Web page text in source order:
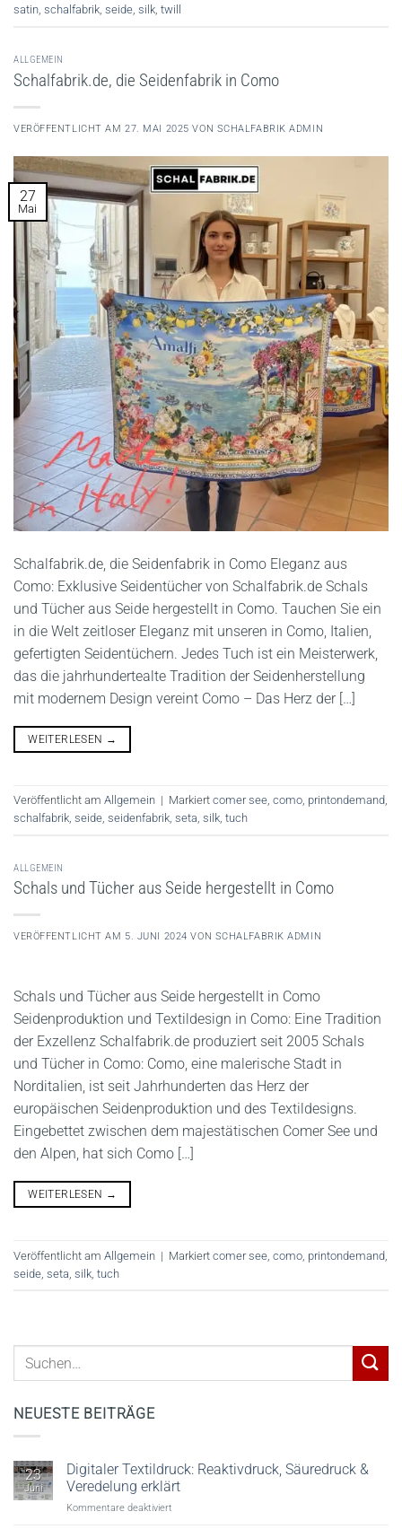
satin, schalfabrik, seide, silk, twill
ALLGEMEIN
Schalfabrik.de, die Seidenfabrik in Como
VERÖFFENTLICHT AM27. MAI 2025 VON SCHALFABRIK ADMIN
27
Mai
Schalfabrik.de, die Seidenfabrik in Como Eleganz aus
Como: Exklusive Seidentücher von Schalfabrik.de Schals
und Tücher aus Seide hergestellt in Como. Tauchen Sie ein
in die Welt zeitloser Eleganz mit unseren in Como, Italien,
gefertigten Seidentüchern. Jedes Tuch ist ein Meisterwerk,
das die jahrhundertealte Tradition der Seidenherstellung
mit modernem Design vereint Como – Das Herz der […]
WEITERLESEN →
Veröffentlicht am Allgemein | Markiert comer see, como, printondemand,
schalfabrik, seide, seidenfabrik, seta, silk, tuch
ALLGEMEIN
Schals und Tücher aus Seide hergestellt in Como
VERÖFFENTLICHT AM 5. JUNI 2024 VON SCHALFABRIK ADMIN
Schals und Tücher aus Seide hergestellt in Como
Seidenproduktion und Textildesign in Como: Eine Tradition
der Exzellenz Schalfabrik.de produziert seit 2005 Schals
und Tücher in Como: Como, eine malerische Stadt in
Norditalien, ist seit Jahrhunderten das Herz der
europäischen Seidenproduktion und des Textildesigns.
Eingebettet zwischen dem majestätischen Comer See und
den Alpen, hat sich Como […]
WEITERLESEN →
Veröffentlicht am Allgemein | Markiert comer see como printondemand
seide seta silk tuch
NEUESTE BEITRÄGE
23
Juni
Digitaler Textildruck: Reaktivdruck, Säuredruck &
Veredelung erklärt
Kommentare deaktiviert